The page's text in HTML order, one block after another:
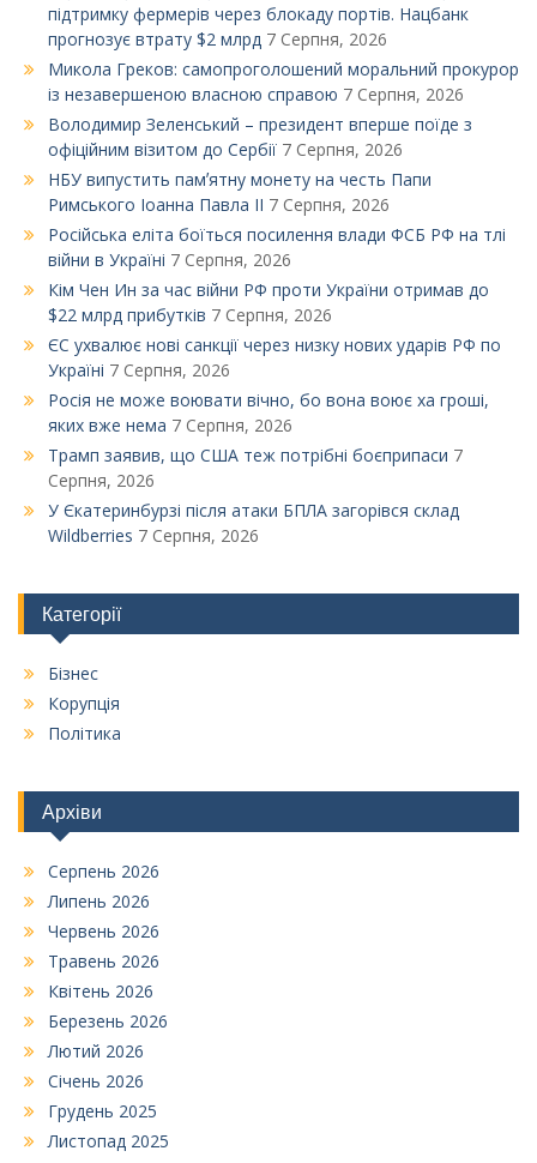
підтримку фермерів через блокаду портів. Нацбанк
прогнозує втрату $2 млрд 7 Серпня, 2026
Микола Греков: самопроголошений моральний прокурор
із незавершеною власною справою 7 Серпня, 2026
Володимир Зеленський – президент вперше поїде з
офіційним візитом до Сербії 7 Серпня, 2026
НБУ випустить памʼятну монету на честь Папи
Римського Іоанна Павла ІІ 7 Серпня, 2026
Російська еліта боїться посилення влади ФСБ РФ на тлі
війни в Україні 7 Серпня, 2026
Кім Чен Ин за час війни РФ проти України отримав до
$22 млрд прибутків 7 Серпня, 2026
ЄС ухвалює нові санкції через низку нових ударів РФ по
Україні 7 Серпня, 2026
Росія не може воювати вічно, бо вона воює ха гроші,
яких вже нема 7 Серпня, 2026
Трамп заявив, що США теж потрібні боєприпаси 7
Серпня, 2026
У Єкатеринбурзі після атаки БПЛА загорівся склад
Wildberries 7 Серпня, 2026
Категорії
Бізнес
Корупція
Політика
Архіви
Серпень 2026
Липень 2026
Червень 2026
Травень 2026
Квітень 2026
Березень 2026
Лютий 2026
Січень 2026
Грудень 2025
Листопад 2025